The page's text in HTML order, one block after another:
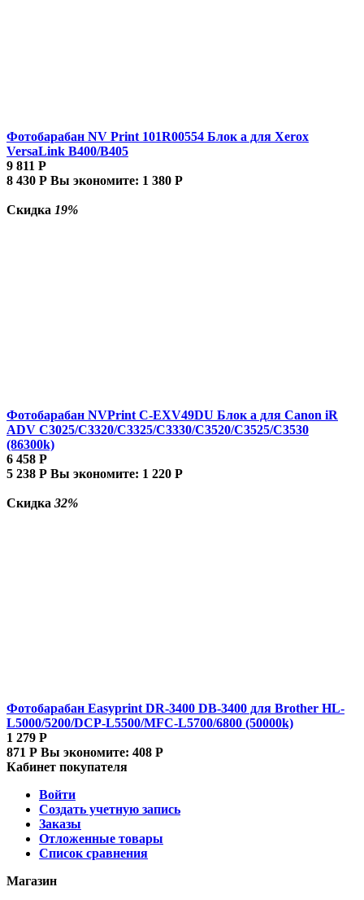
Фотобарабан NV Print 101R00554 Блок а для Xerox
VersaLink B400/B405
9 811 Р
8 430 Р Вы экономите: 1 380 Р
Скидка 19%
Фотобарабан NVPrint C-EXV49DU Блок а для Canon iR
ADV C3025/C3320/C3325/C3330/C3520/C3525/C3530
(86300k)
6 458 Р
5 238 Р Вы экономите: 1 220 Р
Скидка 32%
Фотобарабан Easyprint DR-3400 DB-3400 для Brother HL-
L5000/5200/DCP-L5500/MFC-L5700/6800 (50000k)
1 279 Р
871 Р Вы экономите: 408 Р
Кабинет покупателя
Войти
Создать учетную запись
Заказы
Отложенные товары
Список сравнения
Магазин